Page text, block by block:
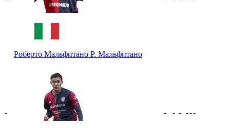
Роберто Мальфитано Р. Мальфитано
- - - - ---